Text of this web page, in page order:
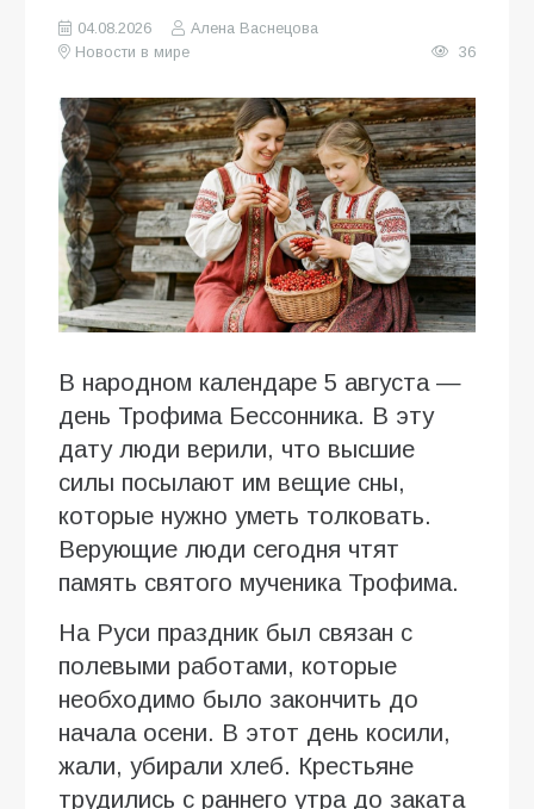
04.08.2026
Алена Васнецова
Новости в мире
36
В народном календаре 5 августа —
день Трофима Бессонника. В эту
дату люди верили, что высшие
силы посылают им вещие сны,
которые нужно уметь толковать.
Верующие люди сегодня чтят
память святого мученика Трофима.
На Руси праздник был связан с
полевыми работами, которые
необходимо было закончить до
начала осени. В этот день косили,
жали, убирали хлеб. Крестьяне
трудились с раннего утра до заката